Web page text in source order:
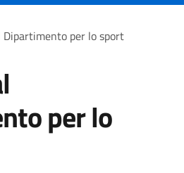
Dipartimento per lo sport
per lo